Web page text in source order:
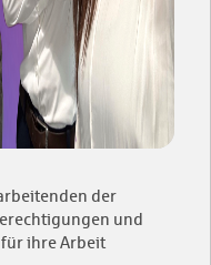
der
und
für ihre Arbeit